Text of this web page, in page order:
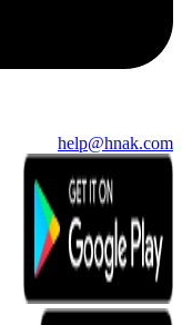
help@hnak.com